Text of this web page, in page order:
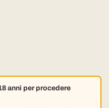
anni per procedere